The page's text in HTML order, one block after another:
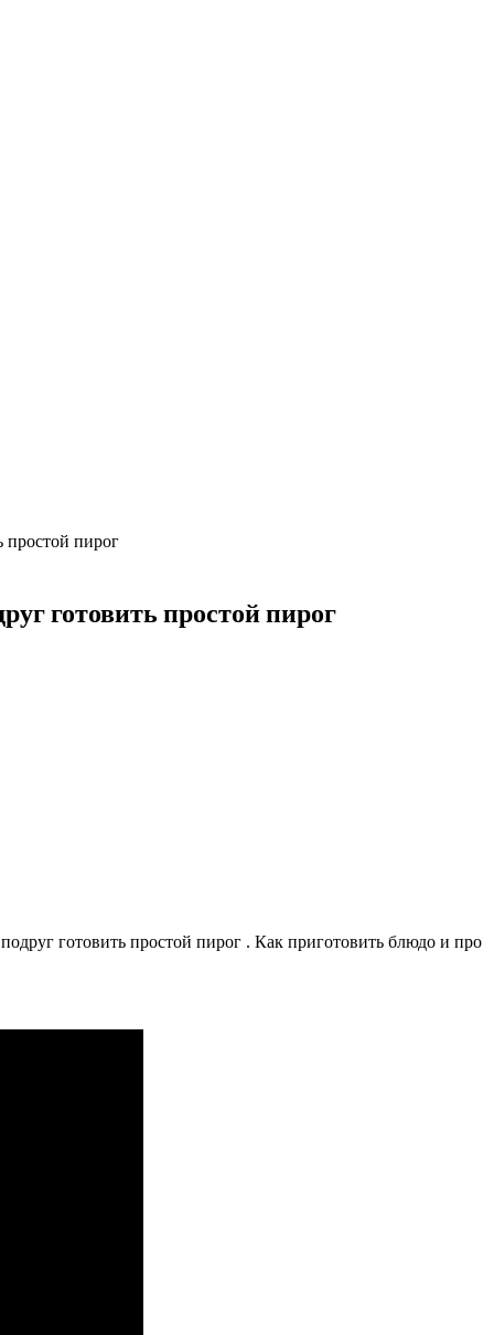
пирог
готовить простой пирог
готовить простой пирог . Как приготовить блюдо и про